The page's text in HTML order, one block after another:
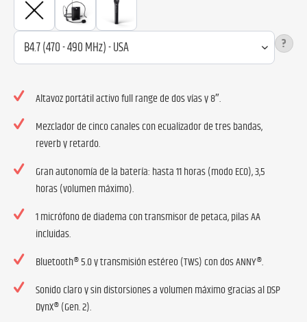
?
Altavoz portátil activo full range de dos vías y 8″.
Mezclador de cinco canales con ecualizador de tres bandas,
reverb y retardo.
Gran autonomía de la batería: hasta 11 horas (modo ECO), 3,5
horas (volumen máximo).
1 micrófono de diadema con transmisor de petaca, pilas AA
incluidas.
Bluetooth® 5.0 y transmisión estéreo (TWS) con dos ANNY®.
Sonido claro y sin distorsiones a volumen máximo gracias al DSP
DynX® (Gen. 2).